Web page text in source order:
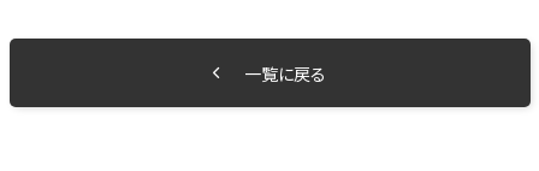
一覧に戻る